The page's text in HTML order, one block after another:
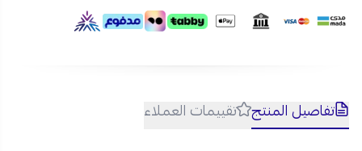
السعودية، وإمكانية التقسيط المريح على 4 دفعات بدون فوائد عبر
تمارا وتابي.
نعم، تعمل بنظام Tizen وتدعم جميع تطبيقات البث مثل
Netflix وYouTube وDisney+ وAmazon Prime Video.
تفاصيل المنتج تقييمات العملاء